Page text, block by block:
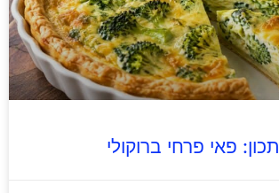
פאי פרחי ברוקולי